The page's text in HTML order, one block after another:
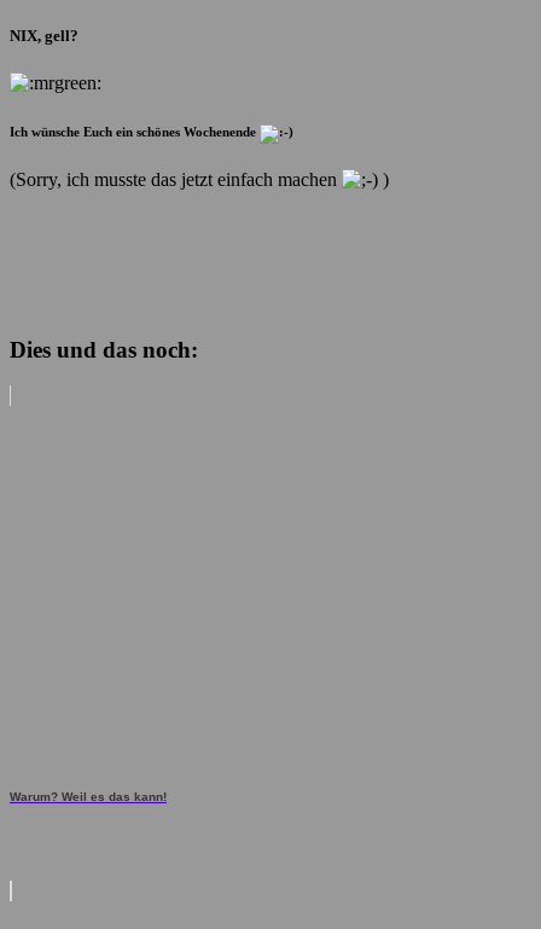
NIX, gell?
Ich wünsche Euch ein schönes Wochenende
(Sorry, ich musste das jetzt einfach machen )
Dies und das noch:
Warum? Weil es das kann!